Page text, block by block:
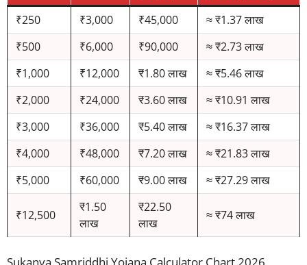
₹250
₹3,000 ₹45,000
≈ ₹1.37 लाख
₹500
₹6,000 ₹90,000
≈ ₹2.73 लाख
₹1,000
₹12,000 ₹1.80 लाख
≈ ₹5.46 लाख
₹2,000
₹24,000 ₹3.60 लाख
≈ ₹10.91 लाख
₹3,000
₹36,000 ₹5.40 लाख
≈ ₹16.37 लाख
₹4,000
₹48,000 ₹7.20 लाख
≈ ₹21.83 लाख
₹5,000
₹60,000 ₹9.00 लाख ≈ ₹27.29 लाख
₹12,500
₹1.50
लाख
₹22.50
लाख
≈ ₹74 लाख